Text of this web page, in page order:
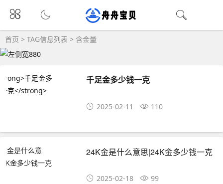
首页 > TAG信息列表 > 含金量
千足金多少钱一克
2025-02-11 110
24K金是什么意思|24K金多少钱一克
2025-02-18 99